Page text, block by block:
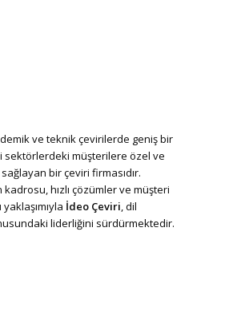
ve teknik çevirilerde geniş bir
sektörlerdeki müşterilere özel ve
bir çeviri firmasıdır.
hızlı çözümler ve müşteri
İdeo Çeviri, dil
liderliğini sürdürmektedir.